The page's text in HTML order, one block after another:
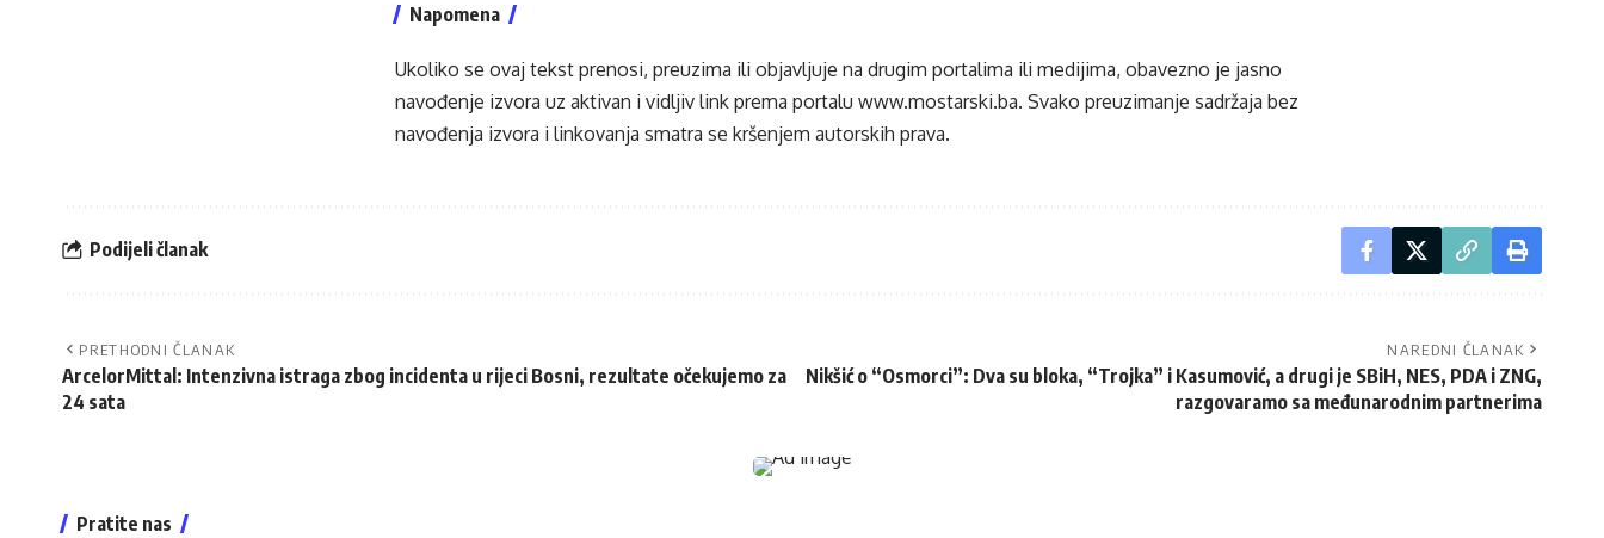
Napomena
Ukoliko se ovaj tekst prenosi, preuzima ili objavljuje na drugim portalima ili medijima, obavezno je jasno
navođenje izvora uz aktivan i vidljiv link prema portalu www.mostarski.ba. Svako preuzimanje sadržaja bez
navođenja izvora i linkovanja smatra se kršenjem autorskih prava.
Podijeli članak
PRETHODNI ČLANAK
ArcelorMittal: Intenzivna istraga zbog incidenta u rijeci Bosni, rezultate očekujemo za
24 sata
NAREDNI ČLANAK
Nikšić o “Osmorci”: Dva su bloka, “Trojka” i Kasumović, a drugi je SBiH, NES, PDA i ZNG,
razgovaramo sa međunarodnim partnerima
Pratite nas